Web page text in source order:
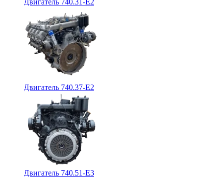
Двигатель 740.37-E2
Двигатель 740.51-E3